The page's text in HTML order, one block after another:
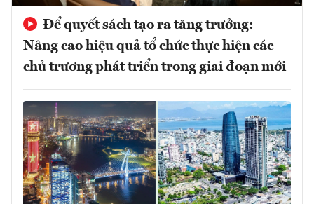
Để quyết sách tạo ra tăng trưởng:
Nâng cao hiệu quả tổ chức thực hiện các
chủ trương phát triển trong giai đoạn mới